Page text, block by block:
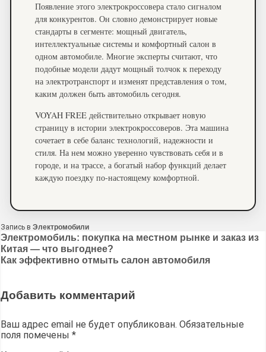
Появление этого электрокроссовера стало сигналом
для конкурентов. Он словно демонстрирует новые
стандарты в сегменте: мощный двигатель,
интеллектуальные системы и комфортный салон в
одном автомобиле. Многие эксперты считают, что
подобные модели дадут мощный толчок к переходу
на электротранспорт и изменят представления о том,
каким должен быть автомобиль сегодня.
VOYAH FREE действительно открывает новую
страницу в истории электрокроссоверов. Эта машина
сочетает в себе баланс технологий, надежности и
стиля. На нем можно уверенно чувствовать себя и в
городе, и на трассе, а богатый набор функций делает
каждую поездку по-настоящему комфортной.
Запись в Электромобили
Навигация
по
Электромобиль: покупка на местном рынке и заказ из
Китая — что выгоднее?
Как эффективно отмыть салон автомобиля
Добавить комментарий
Ваш адрес email не будет опубликован. Обязательные
поля помечены *